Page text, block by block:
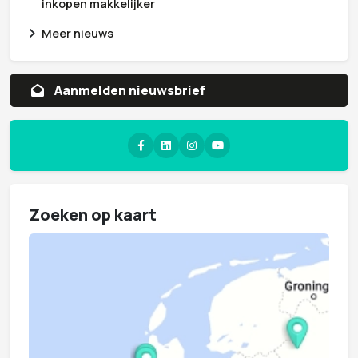
inkopen makkelijker
Meer nieuws
Aanvragen whitepaper
Zoeken op kaart